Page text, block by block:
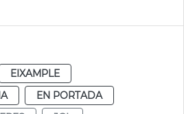
EIXAMPLE
EN PORTADA